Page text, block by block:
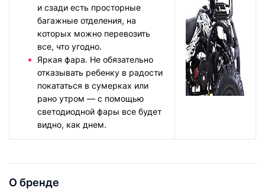
и сзади есть просторные
багажные отделения, на
которых можно перевозить
все, что угодно.
Яркая фара. Не обязательно
отказывать ребенку в радости
покататься в сумерках или
рано утром — с помощью
светодиодной фары все будет
видно, как днем.
О бренде